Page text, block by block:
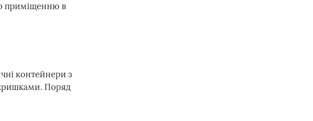
приміщенню в
контейнери з
Поряд